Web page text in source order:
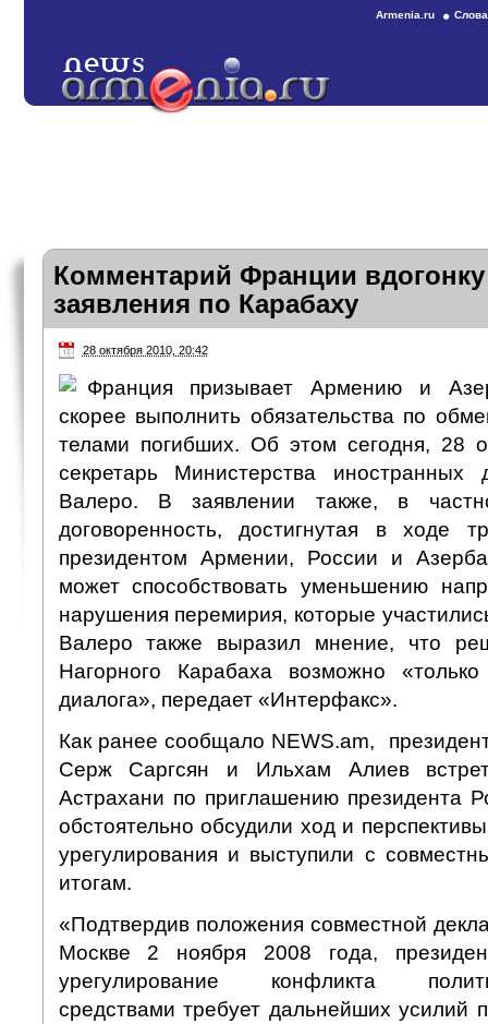
Armenia.ru
Комментарий Франции вдогонку
заявления по Карабаху
28 октября 2010, 20:42
Франция призывает Армению и
скорее выполнить обязательства по
телами погибших. Об этом сегодня, 28
секретарь Министерства
Валеро. В заявлении также, в
договоренность, достигнутая в ходе
президентом Армении, России и
может способствовать уменьшению
нарушения перемирия, которые
Валеро также выразил мнение, что
Нагорного Карабаха возможно
диалога», передает «Интерфакс».
Как ранее сообщало NEWS.am,
Серж Саргсян и Ильхам Алиев
Астрахани по приглашению президента
обстоятельно обсудили ход и
урегулирования и выступили с
итогам.
«Подтвердив положения совместной
Москве 2 ноября 2008 года,
урегулирование конфликта
средствами требует дальнейших усилий